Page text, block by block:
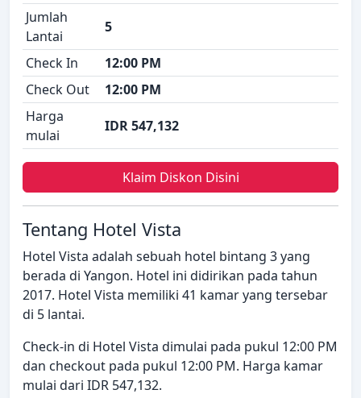
Jumlah
Lantai
5
Check In
12:00 PM
Check Out
12:00 PM
Harga
mulai
IDR 547,132
Klaim Diskon Disini
Tentang Hotel Vista
Hotel Vista adalah sebuah hotel bintang 3 yang
berada di Yangon. Hotel ini didirikan pada tahun
2017. Hotel Vista memiliki 41 kamar yang tersebar
di 5 lantai.
Check-in di Hotel Vista dimulai pada pukul 12:00 PM
dan checkout pada pukul 12:00 PM. Harga kamar
mulai dari IDR 547,132.